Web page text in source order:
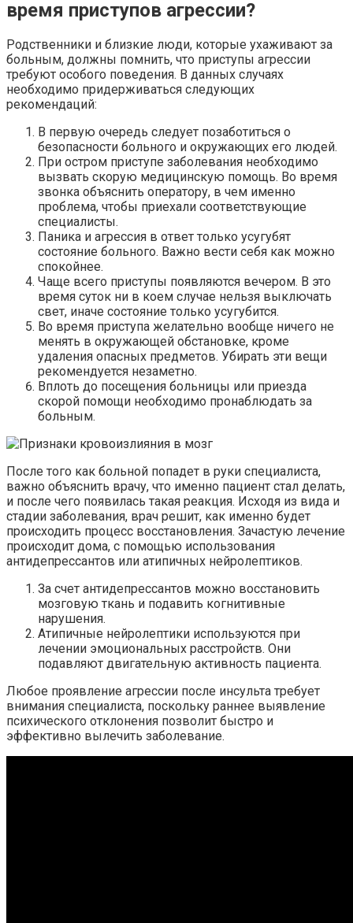
время приступов агрессии?
Родственники и близкие люди, которые ухаживают за
больным, должны помнить, что приступы агрессии
требуют особого поведения. В данных случаях
необходимо придерживаться следующих
рекомендаций:
В первую очередь следует позаботиться о
безопасности больного и окружающих его людей.
При остром приступе заболевания необходимо
вызвать скорую медицинскую помощь. Во время
звонка объяснить оператору, в чем именно
проблема, чтобы приехали соответствующие
специалисты.
Паника и агрессия в ответ только усугубят
состояние больного. Важно вести себя как можно
спокойнее.
Чаще всего приступы появляются вечером. В это
время суток ни в коем случае нельзя выключать
свет, иначе состояние только усугубится.
Во время приступа желательно вообще ничего не
менять в окружающей обстановке, кроме
удаления опасных предметов. Убирать эти вещи
рекомендуется незаметно.
Вплоть до посещения больницы или приезда
скорой помощи необходимо пронаблюдать за
больным.
После того как больной попадет в руки специалиста,
важно объяснить врачу, что именно пациент стал делать,
и после чего появилась такая реакция. Исходя из вида и
стадии заболевания, врач решит, как именно будет
происходить процесс восстановления. Зачастую лечение
происходит дома, с помощью использования
антидепрессантов или атипичных нейролептиков.
За счет антидепрессантов можно восстановить
мозговую ткань и подавить когнитивные
нарушения.
Атипичные нейролептики используются при
лечении эмоциональных расстройств. Они
подавляют двигательную активность пациента.
Любое проявление агрессии после инсульта требует
внимания специалиста, поскольку раннее выявление
психического отклонения позволит быстро и
эффективно вылечить заболевание.